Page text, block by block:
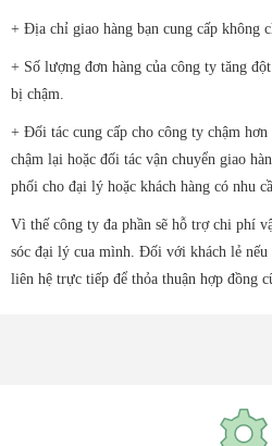
+ Địa chỉ giao hàng bạn cung cấp không
+ Số lượng đơn hàng của công ty tăng
bị chậm.
+ Đối tác cung cấp cho công ty chậm
chậm lại hoặc đối tác vận chuyển giao
phối cho đại lý hoặc khách hàng có nhu
Vì thế công ty đa phần sẽ hỗ trợ chi phí
sóc đại lý cua mình. Đối với khách lẻ
liên hệ trực tiếp để thỏa thuận hợp đồng